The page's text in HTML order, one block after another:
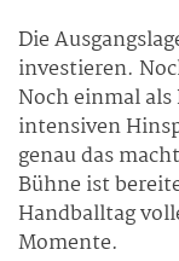
Die
investieren.
Noch einmal
intensiven
genau das
Bühne ist
Handballtag
Momente.